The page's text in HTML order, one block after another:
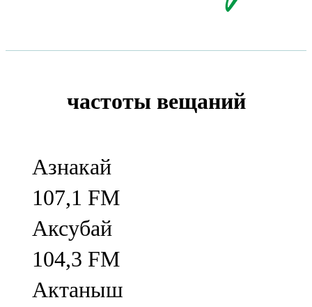
частоты вещаний
Азнакай
107,1 FM
Аксубай
104,3 FM
Актаныш